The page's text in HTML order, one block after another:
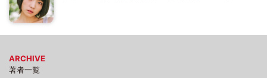
ARCHIVE
著者一覧